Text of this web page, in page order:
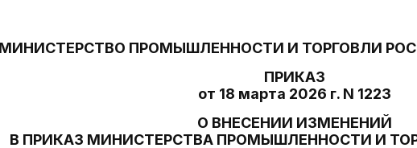
МИНИСТЕРСТВО ПРОМЫШЛЕННОСТИ И ТОРГОВЛИ
ПРИКАЗ
от 18 марта 2026 г. N 1223
О ВНЕСЕНИИ ИЗМЕНЕНИЙ
В ПРИКАЗ МИНИСТЕРСТВА ПРОМЫШЛЕННОСТИ И